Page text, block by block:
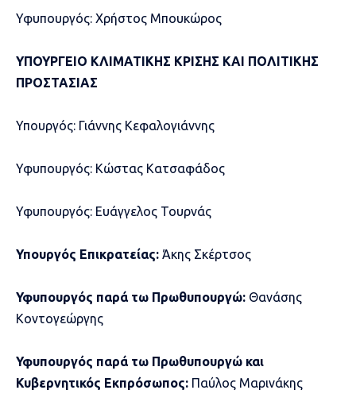
Υφυπουργός: Χρήστος Μπουκώρος
ΥΠΟΥΡΓΕΙΟ ΚΛΙΜΑΤΙΚΗΣ ΚΡΙΣΗΣ ΚΑΙ ΠΟΛΙΤΙΚΗΣ
ΠΡΟΣΤΑΣΙΑΣ
Υπουργός: Γιάννης Κεφαλογιάννης
Υφυπουργός: Κώστας Κατσαφάδος
Υφυπουργός: Ευάγγελος Τουρνάς
Υπουργός Επικρατείας: Άκης Σκέρτσος
Υφυπουργός παρά τω Πρωθυπουργώ: Θανάσης
Κοντογεώργης
Υφυπουργός παρά τω Πρωθυπουργώ και
Κυβερνητικός Εκπρόσωπος: Παύλος Μαρινάκης